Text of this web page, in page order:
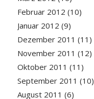
Februar 2012 (10)
Januar 2012 (9)
Dezember 2011 (11)
November 2011 (12)
Oktober 2011 (11)
September 2011 (10)
August 2011 (6)